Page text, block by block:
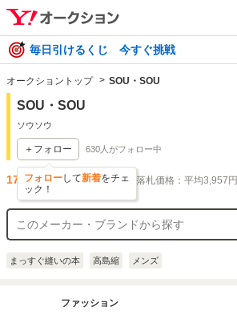
毎日引けるくじ 今すぐ挑戦
オークショントップ SOU・SOU
SOU・SOU
ソウソウ
＋フォロー
フォローして新着をチェ
ック！
630 人がフォロー中
173件出品されています 落札価格：平均3,957円
まっすぐ縫いの本 高島縮 メンズ
ファッション